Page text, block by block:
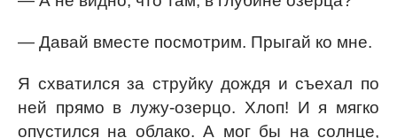
— Давай вместе посмотрим. Прыгай ко мне.
Я схватился за струйку дождя и съехал по
ней прямо в лужу-озерцо. Хлоп! И я мягко
опустился на облако. А мог бы на солнце,